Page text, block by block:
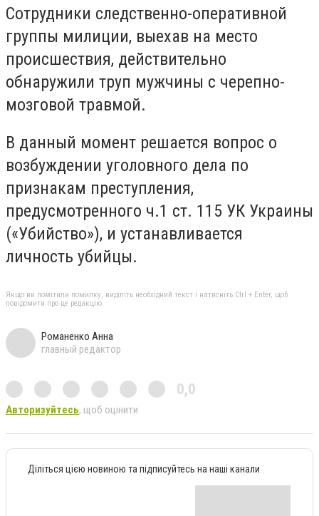
Сотрудники следственно-оперативной
группы милиции, выехав на место
происшествия, действительно
обнаружили труп мужчины с черепно-
мозговой травмой.
В данный момент решается вопрос о
возбуждении уголовного дела по
признакам преступления,
предусмотренного ч.1 ст. 115 УК Украины
(«Убийство»), и устанавливается
личность убийцы.
Якщо ви помітили помилку, виділіть необхідний текст і натисніть Ctrl + Enter, щоб
повідомити про це редакцію
Романенко Анна
главный редактор
0,0
Авторизуйтесь, щоб оцінити
Діліться цією новиною та підписуйтесь на наші канали